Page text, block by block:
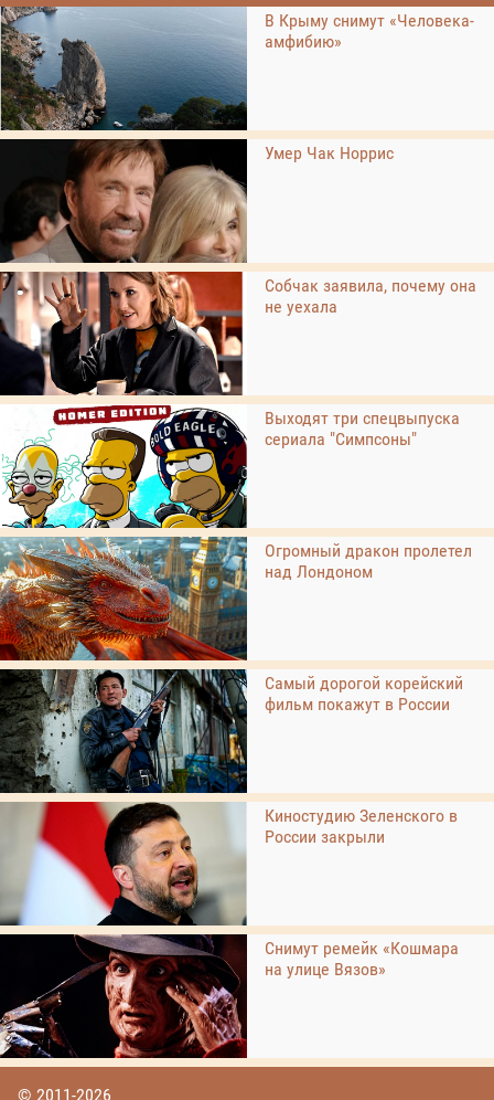
В Крыму снимут «Человека-
амфибию»
Умер Чак Норрис
Собчак заявила, почему она
не уехала
Выходят три спецвыпуска
сериала "Симпсоны"
Огромный дракон пролетел
над Лондоном
Самый дорогой корейский
фильм покажут в России
Киностудию Зеленского в
России закрыли
Снимут ремейк «Кошмара
на улице Вязов»
© 2011-2026